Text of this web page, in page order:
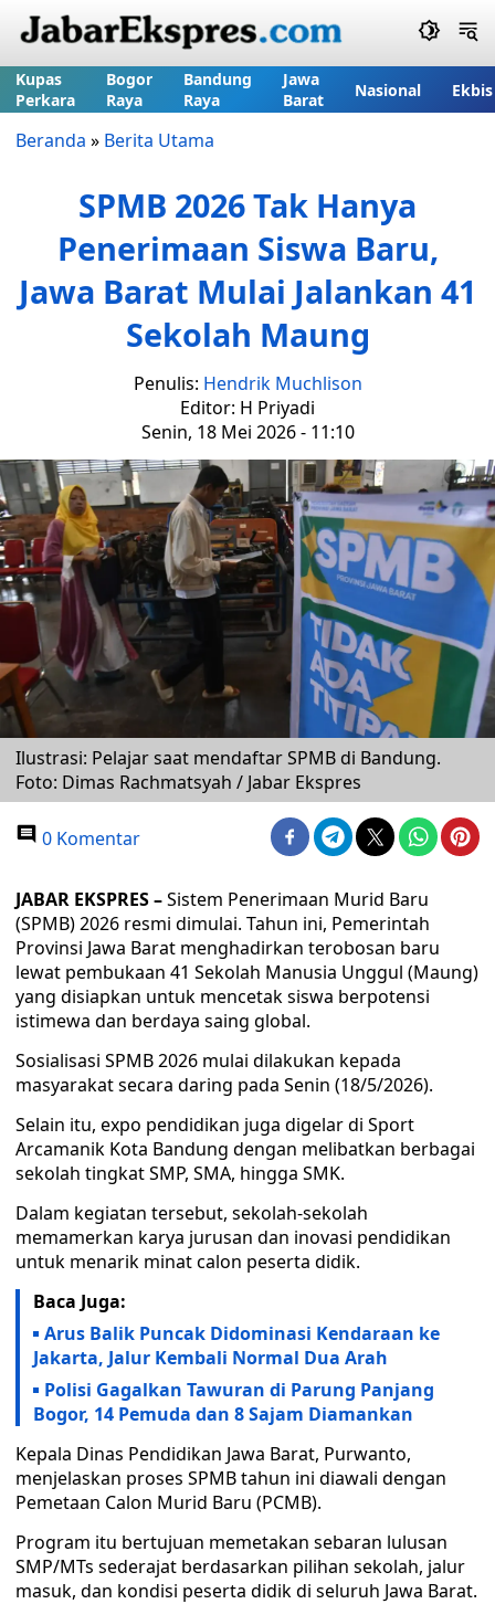
Kupas
Perkara
Bogor
Raya
Bandung
Raya
Jawa
Barat
Nasional Ekbis
Beranda » Berita Utama
SPMB 2026 Tak Hanya
Penerimaan Siswa Baru,
Jawa Barat Mulai Jalankan 41
Sekolah Maung
Penulis: Hendrik Muchlison
Editor: H Priyadi
Senin, 18 Mei 2026 - 11:10
Ilustrasi: Pelajar saat mendaftar SPMB di Bandung.
Foto: Dimas Rachmatsyah / Jabar Ekspres
0 Komentar
JABAR EKSPRES –Sistem Penerimaan Murid Baru
(SPMB) 2026 resmi dimulai. Tahun ini, Pemerintah
Provinsi Jawa Barat menghadirkan terobosan baru
lewat pembukaan 41 Sekolah Manusia Unggul (Maung)
yang disiapkan untuk mencetak siswa berpotensi
istimewa dan berdaya saing global.
Sosialisasi SPMB 2026 mulai dilakukan kepada
masyarakat secara daring pada Senin (18/5/2026).
Selain itu, expo pendidikan juga digelar di Sport
Arcamanik Kota Bandung dengan melibatkan berbagai
sekolah tingkat SMP, SMA, hingga SMK.
Dalam kegiatan tersebut, sekolah-sekolah
memamerkan karya jurusan dan inovasi pendidikan
untuk menarik minat calon peserta didik.
Baca Juga:
Arus Balik Puncak Didominasi Kendaraan ke
Jakarta, Jalur Kembali Normal Dua Arah
Polisi Gagalkan Tawuran di Parung Panjang
Bogor, 14 Pemuda dan 8 Sajam Diamankan
Kepala Dinas Pendidikan Jawa Barat, Purwanto,
menjelaskan proses SPMB tahun ini diawali dengan
Pemetaan Calon Murid Baru (PCMB).
Program itu bertujuan memetakan sebaran lulusan
SMP/MTs sederajat berdasarkan pilihan sekolah, jalur
masuk, dan kondisi peserta didik di seluruh Jawa Barat.